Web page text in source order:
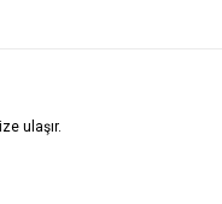
ulaşır.